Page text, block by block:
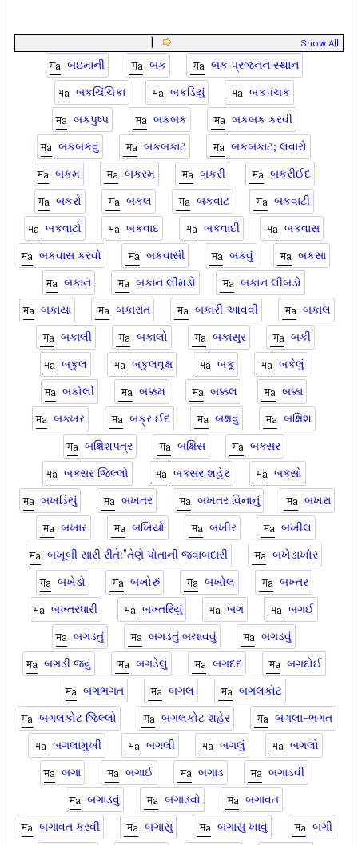
Show All
બઇમાની બક
બક પ્રજનન સ્થાન
બકચિંચિકા
બકડિયું
બકપંચક
બકપુષ્પ
બકબક
બકબક કરવી
બકબકવું
બકબકાટ
બકબકાટ; લવારો
બકમ
બકરમ બકરી
બકરીઈદ
બકરો
બકલ બકવાટ
બકવાટી
બકવાટો
બકવાદ બકવાદી
બકવાસ
બકવાસ કરવો
બકવાસી બકવું
બકસા
બકાન
બકાન લીમડો
બકાન લીંબડો
બકાયા
બકારાંત બકારી આવવી
બકાલ
બકાલી
બકાલો બકાસુર
બકી
બકુલ
બકુલવૃક્ષ બકૂ
બકેલું
બકોલી
બક્કમ બક્કલ
બક્કા
બક્ખર
બક્ર ઈદ બક્ષવું
બક્ષિશ
બક્ષિશપત્ર
બક્ષિસ
બક્સર
બક્સર જિલ્લો
બક્સર શહેર
બક્સો
બખડિયું
બખતર બખતર વિનાનું
બખરા
બખાર
બખિયો બખીર
બખીલ
બખૂબી સારી રીતે:"તેણે પોતાની જવાબદારી
બખેડાખોર
બખેડો
બખોરું બખોલ
બખ્તર
બખ્તરધારી
બખ્તરિયું બગ
બગઈ
બગડતું
બગડતું બચાવવું
બગડવું
બગડી જવું
બગડેલું બગદદ
બગદોઈ
બગભગત
બગલ
બગલકોટ
બગલકોટ જિલ્લો
બગલકોટ શહેર
બગલા-ભગત
બગલામુખી
બગલી બગલું
બગલો
બગા
બગાઈ બગાડ
બગાડવી
બગાડવું
બગાડવો
બગાવત
બગાવત કરવી
બગાસું બગાસું ખાવું
બગી